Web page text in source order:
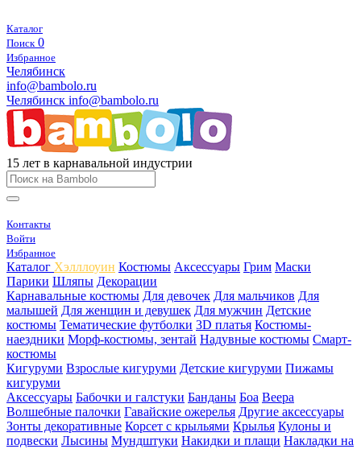
Каталог
Поиск 0
Избранное
Челябинск
info@bambolo.ru
Челябинск info@bambolo.ru
15 лет в карнавальной индустрии
Контакты
Войти
Избранное
Каталог Хэлллоуин Костюмы Аксессуары Грим Маски
Парики Шляпы Декорации
Карнавальные костюмы Для девочек Для мальчиков Для
малышей Для женщин и девушек Для мужчин Детские
костюмы Тематические футболки 3D платья Костюмы-
наездники Морф-костюмы, зентай Надувные костюмы Смарт-
костюмы
Кигуруми Взрослые кигуруми Детские кигуруми Пижамы
кигуруми
Аксессуары Бабочки и галстуки Банданы Боа Веера
Волшебные палочки Гавайские ожерелья Другие аксессуары
Зонты декоративные Корсет с крыльями Крылья Кулоны и
подвески Лысины Мундштуки Накидки и плащи Накладки на